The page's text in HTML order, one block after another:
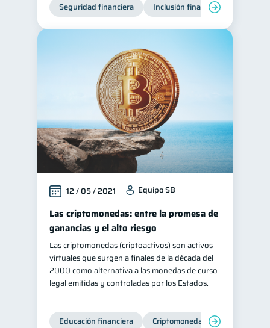
Seguridad financiera Inclusión financiera
12 / 05 / 2021 Equipo SB
Las criptomonedas: entre la promesa de
ganancias y el alto riesgo
Las criptomonedas (criptoactivos) son activos
virtuales que surgen a finales de la década del
2000 como alternativa a las monedas de curso
legal emitidas y controladas por los Estados.
Educación financiera Criptomonedas